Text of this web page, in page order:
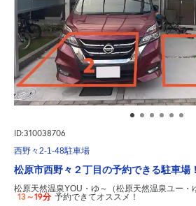
ID:310038706
西野々2-1-48駐車場
松原市西野々２丁目の予約できる駐車場！
松原天然温泉YOU・ゆ～（松原天然温泉ユー・
13～19分 予約できてオススメ！